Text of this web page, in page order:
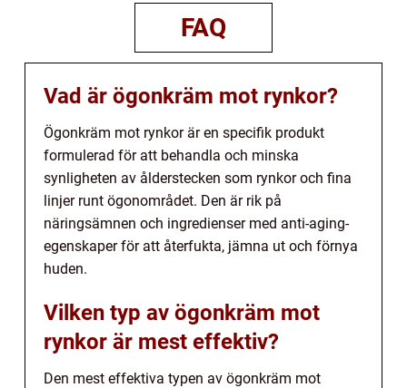
FAQ
Vad är ögonkräm mot rynkor?
Ögonkräm mot rynkor är en specifik produkt
formulerad för att behandla och minska
synligheten av ålderstecken som rynkor och fina
linjer runt ögonområdet. Den är rik på
näringsämnen och ingredienser med anti-aging-
egenskaper för att återfukta, jämna ut och förnya
huden.
Vilken typ av ögonkräm mot
rynkor är mest effektiv?
Den mest effektiva typen av ögonkräm mot